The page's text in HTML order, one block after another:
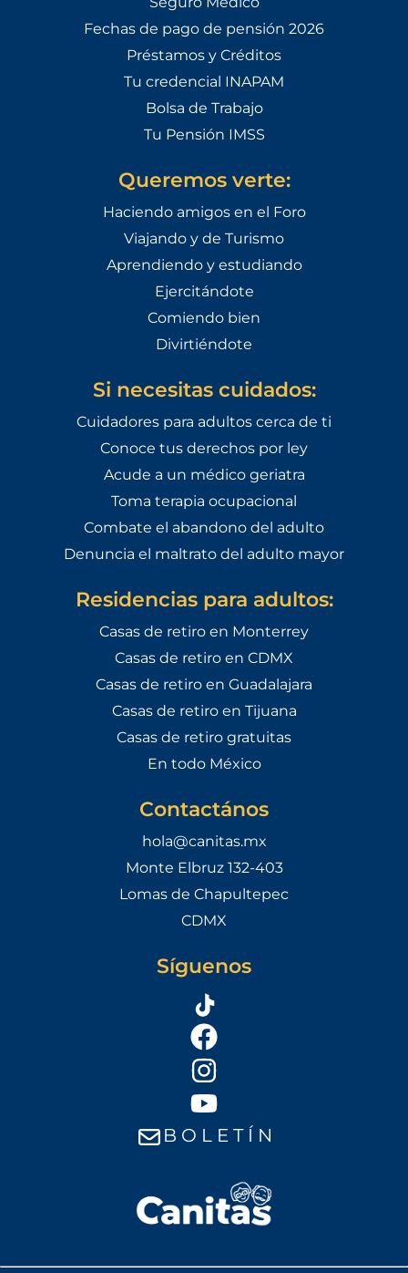
Fechas de pago de pensión 2026
Préstamos y Créditos
Tu credencial INAPAM
Bolsa de Trabajo
Tu Pensión IMSS
Queremos verte:
Haciendo amigos en el Foro
Viajando y de Turismo
Aprendiendo y estudiando
Ejercitándote
Comiendo bien
Divirtiéndote
Si necesitas cuidados:
Cuidadores para adultos cerca de ti
Conoce tus derechos por ley
Acude a un médico geriatra
Toma terapia ocupacional
Combate el abandono del adulto
Denuncia el maltrato del adulto mayor
Residencias para adultos:
Casas de retiro en Monterrey
Casas de retiro en CDMX
Casas de retiro en Guadalajara
Casas de retiro en Tijuana
Casas de retiro gratuitas
En todo México
Contactános
hola@canitas.mx
Monte Elbruz 132-403
Lomas de Chapultepec
CDMX
Síguenos
B O L E T Í N